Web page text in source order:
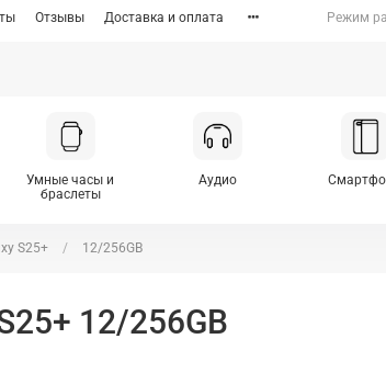
Отзывы Доставка и оплата Режим
Умные часы и
браслеты
Аудио
S25+ 12/256GB
12/256GB